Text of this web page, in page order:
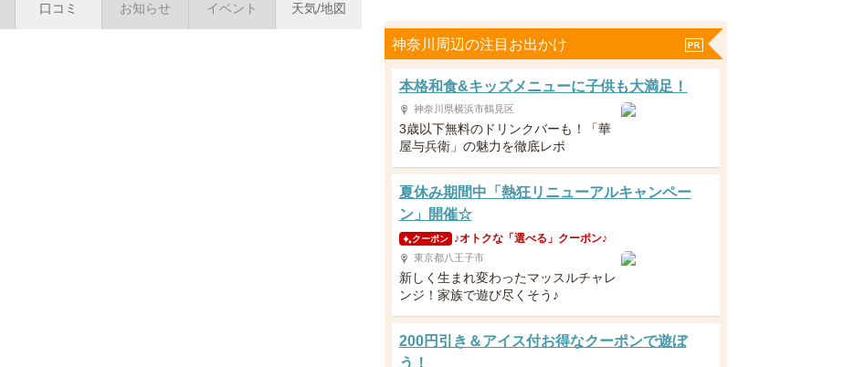
口コミ お知らせ イベント 天気/地図
神奈川周辺の注目お出かけ
本格和食&キッズメニューに子供も大満足！
神奈川県横浜市鶴見区
3歳以下無料のドリンクバーも！「華
屋与兵衛」の魅力を徹底レポ
夏休み期間中「熱狂リニューアルキャンペー
ン」開催☆
クーポン ♪オトクな「選べる」クーポン♪
東京都八王子市
新しく生まれ変わったマッスルチャレ
ンジ！家族で遊び尽くそう♪
200円引き＆アイス付お得なクーポンで遊ぼ
う！